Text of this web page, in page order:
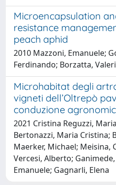
Microencapsulation
resistance
peach aphid
2010 Mazzoni, Emanuele;
Ferdinando; Borzatta,
Microhabitat degli
vigneti dell’Oltrepò
conduzione
2021 Cristina Reguzzi,
Bertonazzi, Maria Cristina;
Maerker, Michael; Meisina,
Vercesi, Alberto;
Emanuele; Gagnarli, Elena